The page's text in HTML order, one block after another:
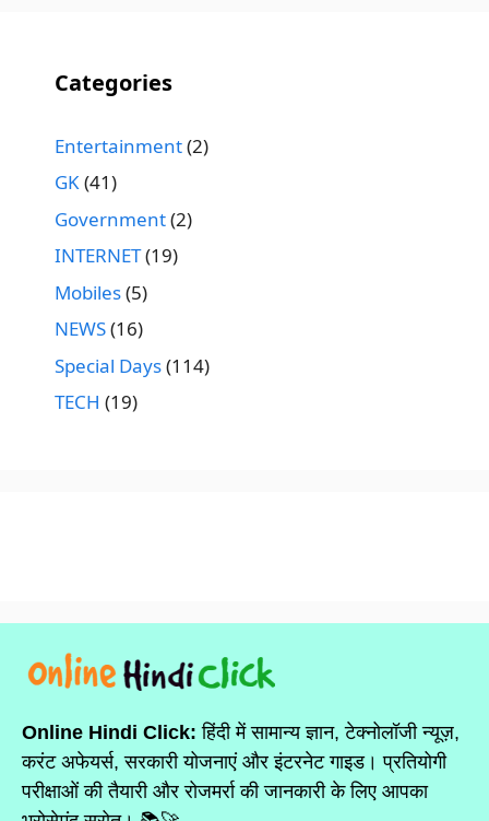
Categories
Entertainment(2)
GK(41)
Government(2)
INTERNET(19)
Mobiles(5)
NEWS(16)
Special Days(114)
TECH (19)
Online Hindi Click: हिंदी में सामान्य ज्ञान, टेक्नोलॉजी न्यूज़,
करंट अफेयर्स, सरकारी योजनाएं और इंटरनेट गाइड। प्रतियोगी
परीक्षाओं की तैयारी और रोजमर्रा की जानकारी के लिए आपका